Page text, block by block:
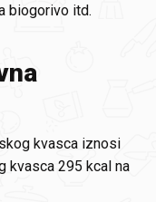
biogorivo itd.
kvasca iznosi
kvasca 295 kcal na